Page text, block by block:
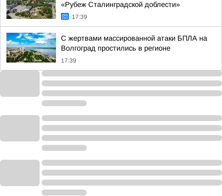
«Рубеж Сталинградской доблести»
17:39
С жертвами массированной атаки БПЛА на
Волгоград простились в регионе
17:39